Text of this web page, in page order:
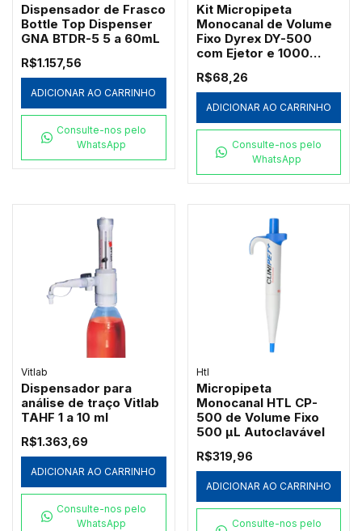
Dispensador de Frasco
Bottle Top Dispenser
GNA BTDR-5 5 a 60mL
R$1.157,56
ADICIONAR AO CARRINHO
Consulte-nos pelo
WhatsApp
Kit Micropipeta
Monocanal de Volume
Fixo Dyrex DY-500
com Ejetor e 1000
Redplast 500µL
R$68,26
ADICIONAR AO CARRINHO
Consulte-nos pelo
WhatsApp
Vitlab
Dispensador para
análise de traço Vitlab
TAHF 1 a 10 ml
R$1.363,69
ADICIONAR AO CARRINHO
Consulte-nos pelo
WhatsApp
Htl
Micropipeta
Monocanal HTL CP-
500 de Volume Fixo
500 µL Autoclavável
R$319,96
ADICIONAR AO CARRINHO
Consulte-nos pelo